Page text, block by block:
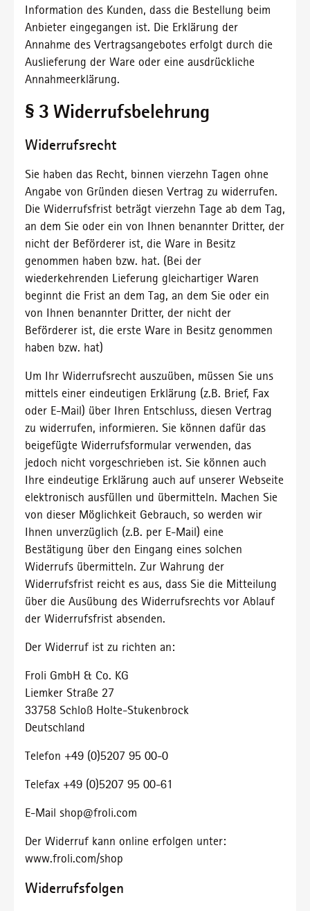
Information des Kunden, dass die Bestellung beim
Anbieter eingegangen ist. Die Erklärung der
Annahme des Vertragsangebotes erfolgt durch die
Auslieferung der Ware oder eine ausdrückliche
Annahmeerklärung.
§ 3 Widerrufsbelehrung
Widerrufsrecht
Sie haben das Recht, binnen vierzehn Tagen ohne
Angabe von Gründen diesen Vertrag zu widerrufen.
Die Widerrufsfrist beträgt vierzehn Tage ab dem Tag,
an dem Sie oder ein von Ihnen benannter Dritter, der
nicht der Beförderer ist, die Ware in Besitz
genommen haben bzw. hat. (Bei der
wiederkehrenden Lieferung gleichartiger Waren
beginnt die Frist an dem Tag, an dem Sie oder ein
von Ihnen benannter Dritter, der nicht der
Beförderer ist, die erste Ware in Besitz genommen
haben bzw. hat)
Um Ihr Widerrufsrecht auszuüben, müssen Sie uns
mittels einer eindeutigen Erklärung (z.B. Brief, Fax
oder E-Mail) über Ihren Entschluss, diesen Vertrag
zu widerrufen, informieren. Sie können dafür das
beigefügte Widerrufsformular verwenden, das
jedoch nicht vorgeschrieben ist. Sie können auch
Ihre eindeutige Erklärung auch auf unserer Webseite
elektronisch ausfüllen und übermitteln. Machen Sie
von dieser Möglichkeit Gebrauch, so werden wir
Ihnen unverzüglich (z.B. per E-Mail) eine
Bestätigung über den Eingang eines solchen
Widerrufs übermitteln. Zur Wahrung der
Widerrufsfrist reicht es aus, dass Sie die Mitteilung
über die Ausübung des Widerrufsrechts vor Ablauf
der Widerrufsfrist absenden.
Der Widerruf ist zu richten an:
Froli GmbH & Co. KG
Liemker Straße 27
33758 Schloß Holte-Stukenbrock
Deutschland
Telefon +49 (0)5207 95 00-0
Telefax +49 (0)5207 95 00-61
E-Mail shop@froli.com
Der Widerruf kann online erfolgen unter:
www.froli.com/shop
Widerrufsfolgen